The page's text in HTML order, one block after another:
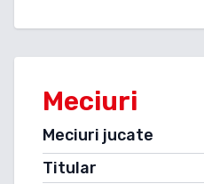
Meciuri
Meciuri jucate
Titular